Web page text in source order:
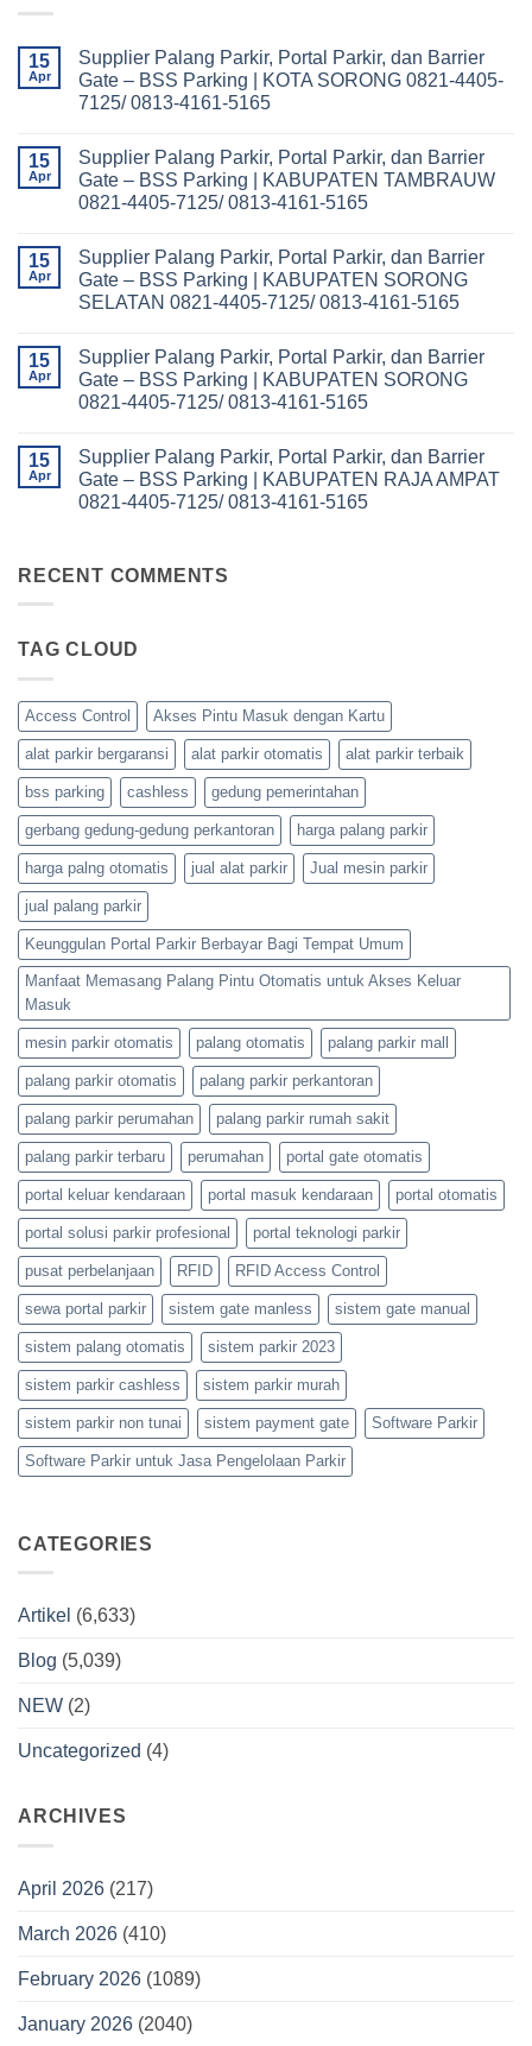
15
Apr
Supplier Palang Parkir, Portal Parkir, dan Barrier
Gate – BSS Parking | KOTA SORONG 0821-4405-
7125/ 0813-4161-5165
on
Supplier
Palang
Parkir,
dan
Barrier
Gate
–
BSS
KOTA
SORONG
0821-
4405-
4161-
5165
15
Apr
Supplier Palang Parkir, Portal Parkir, dan Barrier
Gate – BSS Parking | KABUPATEN TAMBRAUW
0821-4405-7125/ 0813-4161-5165
on
Supplier
Palang
Parkir,
dan
Barrier
Gate
–
BSS
KABUPATEN
TAMBRAUW
0821-
4405-
5165
15
Apr
Supplier Palang Parkir, Portal Parkir, dan Barrier
Gate – BSS Parking | KABUPATEN SORONG
SELATAN 0821-4405-7125/ 0813-4161-5165
on
Supplier
Palang
Parkir,
dan
Barrier
Gate
–
BSS
SORONG
0813-
15
Apr
Supplier Palang Parkir, Portal Parkir, dan Barrier
Gate – BSS Parking | KABUPATEN SORONG
0821-4405-7125/ 0813-4161-5165
on
Supplier
Palang
Parkir,
Gate
|
KABUPATEN
4405-
7125/
0813-
4161-
15
Apr
Supplier Palang Parkir, Portal Parkir, dan Barrier
Gate – BSS Parking | KABUPATEN RAJA AMPAT
0821-4405-7125/ 0813-4161-5165
Supplier
Palang
dan
BSS
Parking
|
KABUPATEN
RAJA
AMPAT
0821-
4405-
7125/
0813-
4161-
5165
RECENT COMMENTS
TAG CLOUD
Access Control Akses Pintu Masuk dengan Kartu
alat parkir bergaransi alat parkir otomatis alat parkir terbaik
bss parking cashless gedung pemerintahan
gerbang gedung-gedung perkantoran harga palang parkir
harga palng otomatis jual alat parkir Jual mesin parkir
jual palang parkir
Keunggulan Portal Parkir Berbayar Bagi Tempat Umum
Manfaat Memasang Palang Pintu Otomatis untuk Akses Keluar
Masuk
mesin parkir otomatis palang otomatis palang parkir mall
palang parkir otomatis palang parkir perkantoran
palang parkir perumahan palang parkir rumah sakit
palang parkir terbaru perumahan portal gate otomatis
portal keluar kendaraan portal masuk kendaraan portal otomatis
portal solusi parkir profesional portal teknologi parkir
pusat perbelanjaan RFID RFID Access Control
sewa portal parkir sistem gate manless sistem gate manual
sistem palang otomatis sistem parkir 2023
sistem parkir cashless sistem parkir murah
sistem parkir non tunai sistem payment gate Software Parkir
Software Parkir untuk Jasa Pengelolaan Parkir
CATEGORIES
Artikel (6,633)
Blog (5,039)
NEW (2)
Uncategorized (4)
ARCHIVES
April 2026 (217)
March 2026 (410)
February 2026 (1089)
January 2026 (2040)